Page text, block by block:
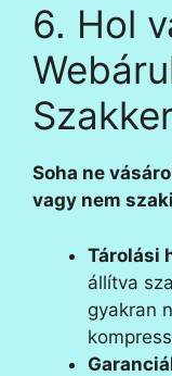
6. Hol
Soha ne
vagy nem
Tárolási
állítva
gyakran